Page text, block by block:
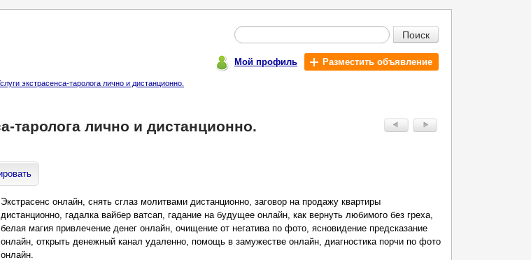
Поиск
Мой профиль Разместить объявление
экстрасенса-таролога лично и дистанционно.
таролога лично и дистанционно.
Экстрасенс онлайн, снять сглаз молитвами дистанционно, заговор на продажу квартиры
дистанционно, гадалка вайбер ватсап, гадание на будущее онлайн, как вернуть любимого без греха,
белая магия привлечение денег онлайн, очищение от негатива по фото, ясновидение предсказание
онлайн, открыть денежный канал удаленно, помощь в замужестве онлайн, диагностика порчи по фото
онлайн.